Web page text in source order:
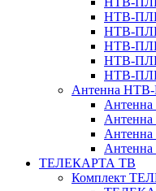
НТВ-
НТВ-
НТВ-
НТВ-
НТВ-
Антенна
ТЕЛЕКАРТА ТВ
Комплект